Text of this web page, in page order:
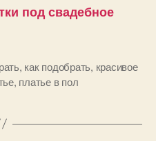
под свадебное
, как подобрать, красивое
, платье в пол